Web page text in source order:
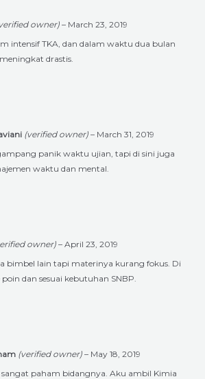
owner)– March 23, 2019
intensif TKA, dan dalam waktu dua bulan
drastis.
(verified owner) – March 31, 2019
panik waktu ujian, tapi di sini juga
waktu dan mental.
owner)– April 23, 2019
bimbel lain tapi materinya kurang fokus. Di
dan sesuai kebutuhan SNBP.
(verified owner) – May 18, 2019
paham bidangnya. Aku ambil Kimia